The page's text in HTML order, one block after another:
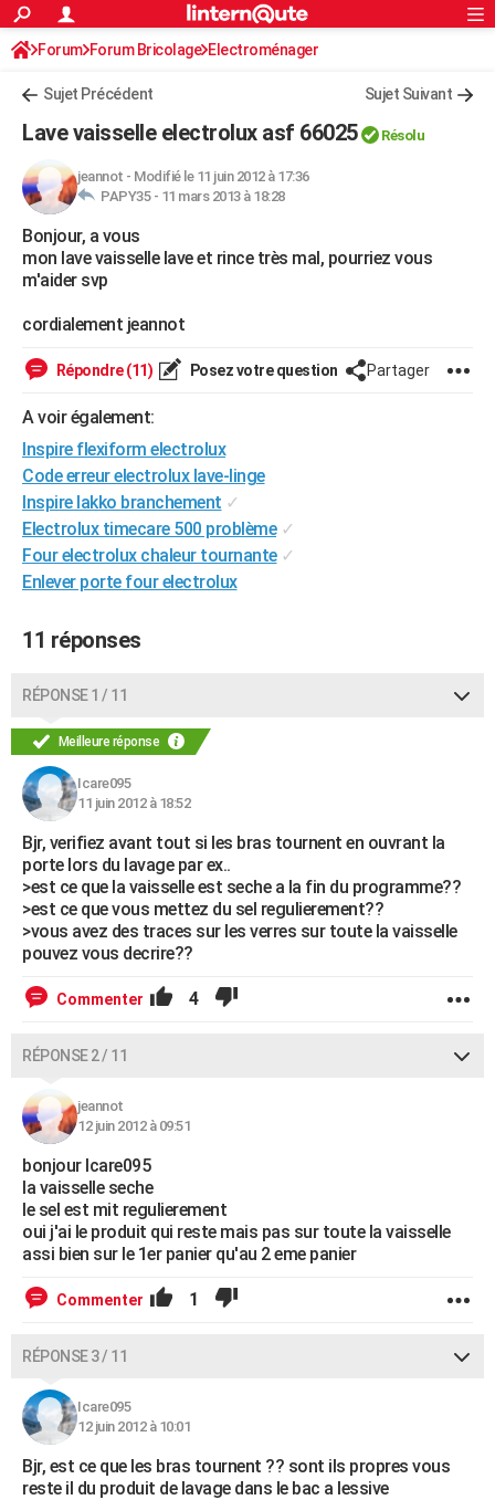
ACTUALITÉS
Politique
Société
Faits Divers
Education
Monde
Villes
+
Retraite
Impôts
Epargne
Immobilier
Risques naturels par ville
Banque
Assurance
Crédit
AUTO
Essais
Réserver un essai
Citadines
Berlines
SUV
Forum auto
+HIGH-TECH
Mobiles
Meilleur smartphone
Internet
Ordinateurs
Jeux vidéo
Guide high-tech
+
Forum
Aménagement intérieur
Extérieur
Cuisine
Salle de bains
Jardinage
Rangement
Guides de France
Escapades
Patrimoine
Expositions
Musées
Week-end nature
Art de vivre
Bien-être
Loisirs
Mode
Modes de vie
Alimentation
Guide de la santé
Maladies
Médicaments
Sommeil
VOYAGE
Destinations
City break
Voyage nature
Voyage de noces
Forum
Climat
PHOTO
GUIDES D'ACHAT
CARTE DE VOEUX
Carte de Noël
Carte Bonne année
Carte Saint-Valentin
Carte Pâques
Carte d'anniversaire
DICTIONNAIRE
Dictionnaire
Biographies
Citations
Expressions
Proverbes
PROGRAMME TV
COPAINS D'AVANT
AVIS DE DÉCÈS
FORUM
Bricolage
Lifestyle
Culture
Sport
Auto
Television
Voyage
Cinema
S'inscrire
Connexion
Forum Forum Bricolage Electroménager
Sujet Précédent Sujet Suivant
Lave vaisselle electrolux asf 66025 Résolu
jeannot - Modifié le 11 juin 2012 à 17:36
PAPY35 - 11 mars 2013 à 18:28
Bonjour, a vous
mon lave vaisselle lave et rince très mal, pourriez vous
m'aider svp
cordialement jeannot
Répondre (11) Posez votre question Partager
A voir également:
Inspire flexiform electrolux
Code erreur electrolux lave-linge
Inspire lakko branchement ✓
Electrolux timecare 500 problème ✓
Four electrolux chaleur tournante ✓
Enlever porte four electrolux
11 réponses
RÉPONSE 1 / 11
Meilleure réponse
Icare095
11 juin 2012 à 18:52
Bjr, verifiez avant tout si les bras tournent en ouvrant la
porte lors du lavage par ex..
>est ce que la vaisselle est seche a la fin du programme??
>est ce que vous mettez du sel regulierement??
>vous avez des traces sur les verres sur toute la vaisselle
pouvez vous decrire??
Commenter 4
RÉPONSE 2 / 11
jeannot
12 juin 2012 à 09:51
bonjour Icare095
la vaisselle seche
le sel est mit regulierement
oui j'ai le produit qui reste mais pas sur toute la vaisselle
assi bien sur le 1er panier qu'au 2 eme panier
Commenter 1
RÉPONSE 3 / 11
Icare095
12 juin 2012 à 10:01
Bjr, est ce que les bras tournent ?? sont ils propres vous
reste il du produit de lavage dans le bac a lessive